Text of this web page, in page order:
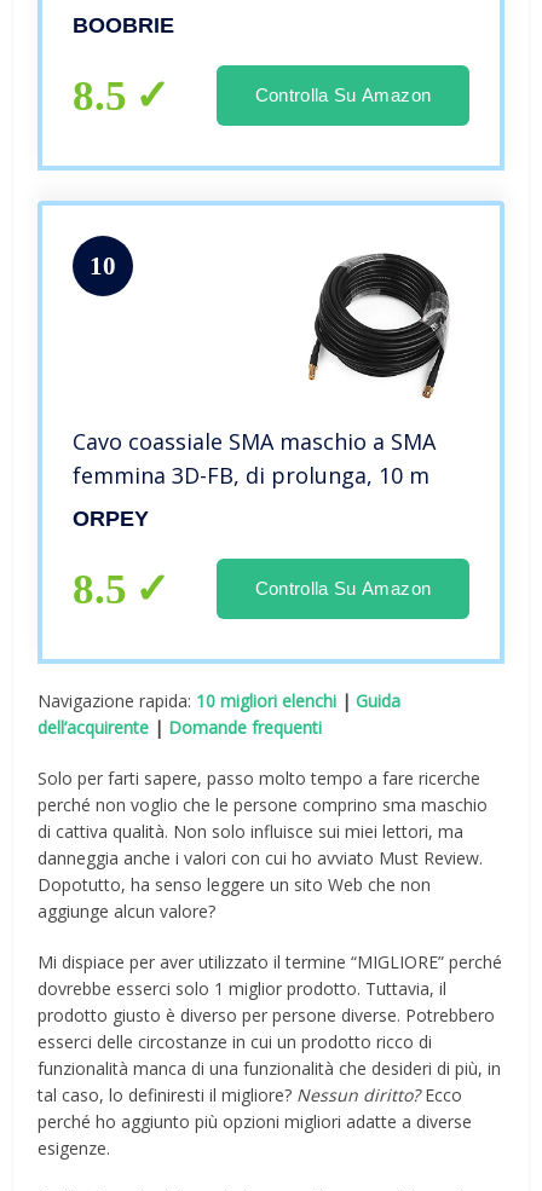
bassa perdita per 3G/4G
WiFi/Applicazione radio bidirezionale
BOOBRIE
8.5 Controlla Su Amazon
10
Cavo coassiale SMA maschio a SMA
femmina 3D-FB, di prolunga, 10 m
ORPEY
8.5 Controlla Su Amazon
Navigazione rapida: 10 migliori elenchi |Guida
dell’acquirente | Domande frequenti
Solo per farti sapere, passo molto tempo a fare ricerche
perché non voglio che le persone comprino sma maschio
di cattiva qualità. Non solo influisce sui miei lettori, ma
danneggia anche i valori con cui ho avviato Must Review.
Dopotutto, ha senso leggere un sito Web che non
aggiunge alcun valore?
Mi dispiace per aver utilizzato il termine “MIGLIORE” perché
dovrebbe esserci solo 1 miglior prodotto. Tuttavia, il
prodotto giusto è diverso per persone diverse. Potrebbero
esserci delle circostanze in cui un prodotto ricco di
funzionalità manca di una funzionalità che desideri di più, in
tal caso, lo definiresti il ​​migliore? Nessun diritto?Ecco
perché ho aggiunto più opzioni migliori adatte a diverse
esigenze.